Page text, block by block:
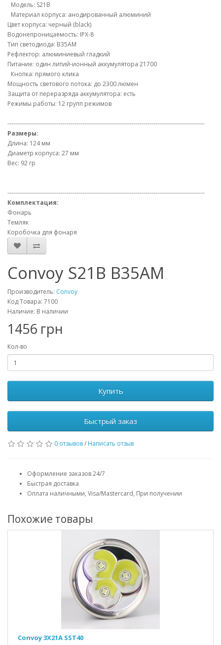
Модель: S21B
Материал корпуса: анодированный алюминий
Цвет корпуса: черный (black)
Водонепроницаемость: IPX-8
Тип светодиода: B35AM
Рефлектор: алюминиевый гладкий
Питание: один литий-ионный аккумулятора 21700
Кнопка: прямого клика
Мощность светового потока: до 2300 люмен
Защита от переразряда аккумулятора: есть
Режимы работы: 12 групп режимов
----------------------------------------------------------------------------------------------------
Размеры:
Длина: 124 мм
Диаметр корпуса: 27 мм
Вес: 92 гр
----------------------------------------------------------------------------------------------------
Комплектация:
Фонарь
Темляк
Коробочка для фонаря
Convoy S21B B35AM
Производитель: Convoy
Код Товара: 7100
Наличие: В наличии
1456 грн
Кол-во
Купить
Быстрый заказ
0 отзывов/ Написать отзыв
Оформление заказов 24/7
Быстрая доставка
Оплата наличными, Visa/Mastercard, При получении
Похожие товары
Convoy 3X21A SST40